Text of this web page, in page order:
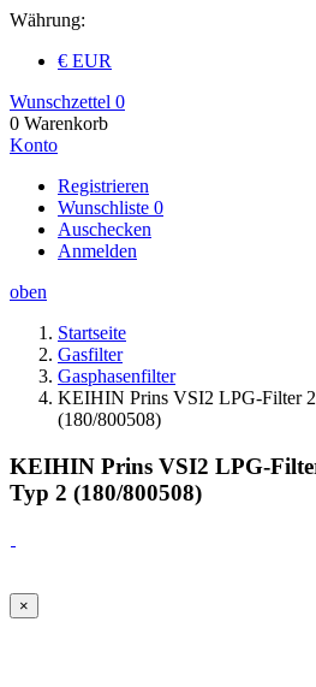
Währung:
€ EUR
Wunschzettel 0
0 Warenkorb
Konto
Registrieren
Wunschliste 0
Auschecken
Anmelden
oben
Startseite
Gasfilter
Gasphasenfilter
KEIHIN Prins VSI2 LPG-Filter 2
(180/800508)
KEIHIN Prins VSI2 LPG-
Typ 2 (180/800508)
×